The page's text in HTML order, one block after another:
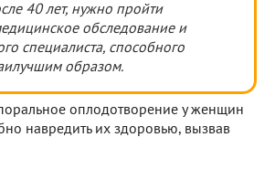
40 лет, нужно пройти
обследование и
специалиста, способного
образом.
оплодотворение у женщин
навредить их здоровью, вызвав